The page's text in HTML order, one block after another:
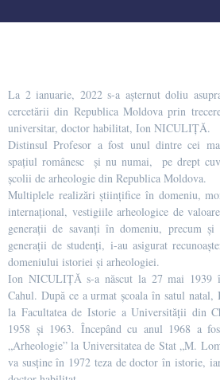
La 2 ianuarie, 2022 s-a așternut doliu
cercetării din Republica Moldova prin
universitar, doctor habilitat, Ion NICULIȚĂ.
Distinsul Profesor a fost unul dintre cei
spaţiul românesc şi nu numai, pe drept
şcolii de arheologie din Republica Moldova.
Multiplele realizări ştiinţifice în domeniu,
internaţional, vestigiile arheologice de
generaţii de savanţi în domeniu, precum şi
generaţii de studenţi, i-au asigurat
domeniului istoriei şi arheologiei.
Ion NICULIȚĂ s-a născut la 27 mai 1939
Cahul. După ce a urmat şcoala în satul
la Facultatea de Istorie a Universităţii din
1958 şi 1963. Începând cu anul 1968 a
„Arheologie” la Universitatea de Stat „M.
va susține în 1972 teza de doctor în istorie,